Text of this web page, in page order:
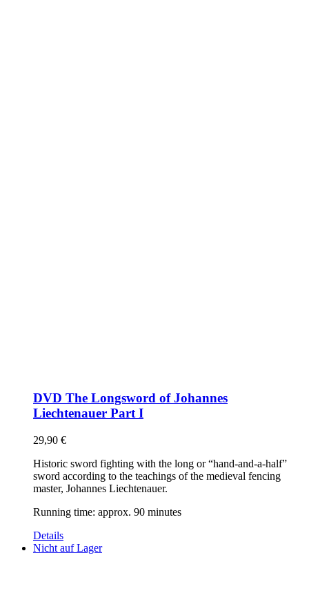
DVD The Longsword of Johannes
Liechtenauer Part I
29,90 €
Historic sword fighting with the long or “hand-and-a-half”
sword according to the teachings of the medieval fencing
master, Johannes Liechtenauer.
Running time: approx. 90 minutes
Details
Nicht auf Lager